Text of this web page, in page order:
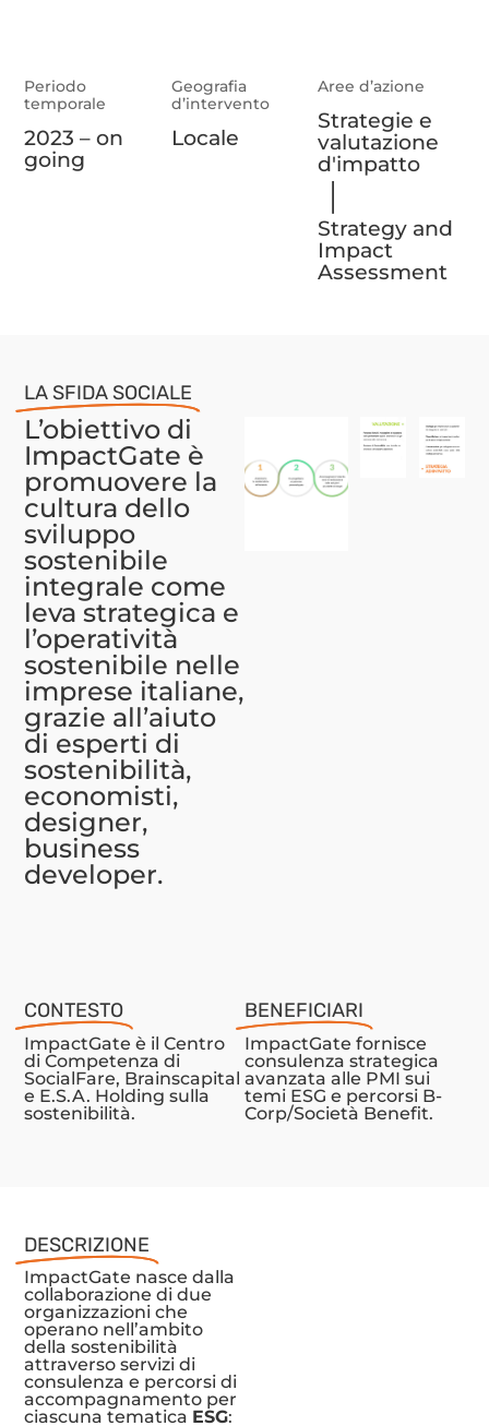
Periodo
temporale
2023 – on
going
Geografia
d’intervento
Locale
Aree d’azione
Strategie e
valutazione
d'impatto
Strategy and
Impact
Assessment
LA SFIDA SOCIALE
L’obiettivo di
ImpactGate è
promuovere la
cultura dello
sviluppo
sostenibile
integrale come
leva strategica e
l’operatività
sostenibile nelle
imprese italiane,
grazie all’aiuto
di esperti di
sostenibilità,
economisti,
designer,
business
developer.
CONTESTO
ImpactGate è il Centro
di Competenza di
SocialFare, Brainscapital
e E.S.A. Holding sulla
sostenibilità.
BENEFICIARI
ImpactGate fornisce
consulenza strategica
avanzata alle PMI sui
temi ESG e percorsi B-
Corp/Società Benefit.
DESCRIZIONE
ImpactGate nasce dalla
collaborazione di due
organizzazioni che
operano nell’ambito
della sostenibilità
attraverso servizi di
consulenza e percorsi di
accompagnamento per
ciascuna tematica ESG: